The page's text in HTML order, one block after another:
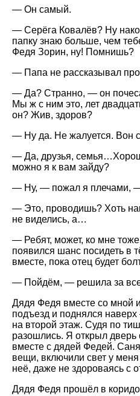
— Он самый.
— Серёга Ковалёв? Ну
папку знаю больше, чем
Федя Зорин, ну! Помнишь?
— Папа не рассказывал
— Да? Странно, — он
Мы ж с ним это, лет
он? Жив, здоров?
— Ну да. Не жалуется. Вон с
— Да, друзья,
можно я к вам зайду?
— Ну, — пожал я плечами,
— Это, проводишь? Хоть
не виделись, а…
— Ребят, может, ко мне
появился шанс посидеть в
вместе, пока отец будет
— Пойдём, — решила за
Дядя Федя вместе со мной
подъезд и поднялся
на второй этаж. Судя по
разошлись. Я открыл
вместе с дядей Федей.
вещи, включили свет у
неё, даже не здороваясь с
Дядя Федя прошёл в